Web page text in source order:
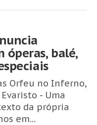
óperas, balé,
Orfeu no Inferno,
- Uma
da própria
em...